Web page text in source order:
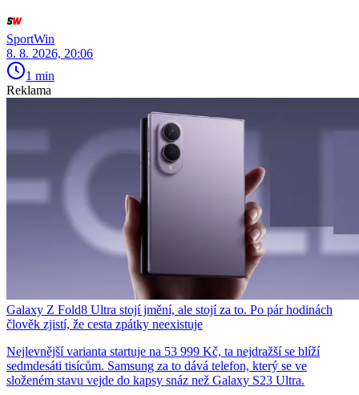
SportWin
8. 8. 2026, 20:06
1 min
Reklama
Galaxy Z Fold8 Ultra stojí jmění, ale stojí za to. Po pár hodinách
člověk zjistí, že cesta zpátky neexistuje
Nejlevnější varianta startuje na 53 999 Kč, ta nejdražší se blíží
sedmdesáti tisícům. Samsung za to dává telefon, který se ve
složeném stavu vejde do kapsy snáz než Galaxy S23 Ultra.